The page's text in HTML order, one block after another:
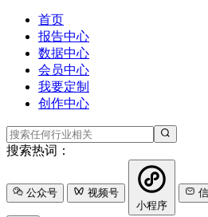
首页
报告中心
数据中心
会员中心
我要定制
创作中心
搜索热词：
公众号
视频号
小程序